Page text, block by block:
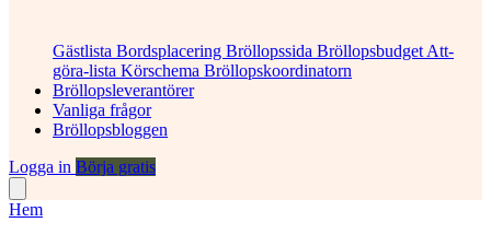
Gästlista Bordsplacering Bröllopssida Bröllopsbudget Att-
göra-lista Körschema Bröllopskoordinatorn
Bröllopsleverantörer
Vanliga frågor
Bröllopsbloggen
Logga in Börja gratis
Hem